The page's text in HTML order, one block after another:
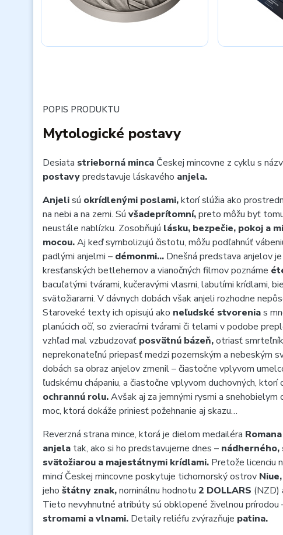
POPIS PRODUKTU
Mytologické postavy
Desiata strieborná minca Českej mincovne z cyklu s
postavypredstavuje láskavého anjela.
Anjelisú okrídlenými poslami,ktorí slúžia ako
na nebi a na zemi. Sú všadeprítomní,preto môžu byť
neustále nablízku. Zosobňujú lásku, bezpečie, pokoj a
mocou.Aj keď symbolizujú čistotu, môžu podľahnúť
padlými anjelmi – démonmi… Dnešná predstava anjelov
kresťanských betlehemov a vianočných filmov poznáme
bacuľatými tvárami, kučeravými vlasmi, labutími krídlami,
svätožiarami. V dávnych dobách však anjeli rozhodne
Staroveké texty ich opisujú ako neľudské stvorenias
planúcich očí, so zvieracími tvárami či telami v podobe
vzhľad mal vzbudzovať posvätnú bázeň,otriasť
neprekonateľnú priepasť medzi pozemským a nebeským
dobách sa obraz anjelov zmenil – čiastočne vplyvom
ľudskému chápaniu, a čiastočne vplyvom duchovných, ktorí
ochrannú rolu.Avšak aj za jemnými rysmi a
moc, ktorá dokáže priniesť požehnanie aj skazu…
Reverzná strana mince, ktorá je dielom medailéra
anjela tak, ako si ho predstavujeme dnes – nádherného,
svätožiarou a majestátnymi krídlami. Pretože licenciu
mincí Českej mincovne poskytuje tichomorský ostrov Niue,
jeho štátny znak,nominálnu hodnotu 2 DOLLARS (NZD)
Tieto nevyhnutné atribúty sú obklopené živelnou prírodou
stromami a vlnami. Detaily reliéfu zvýrazňuje patina.